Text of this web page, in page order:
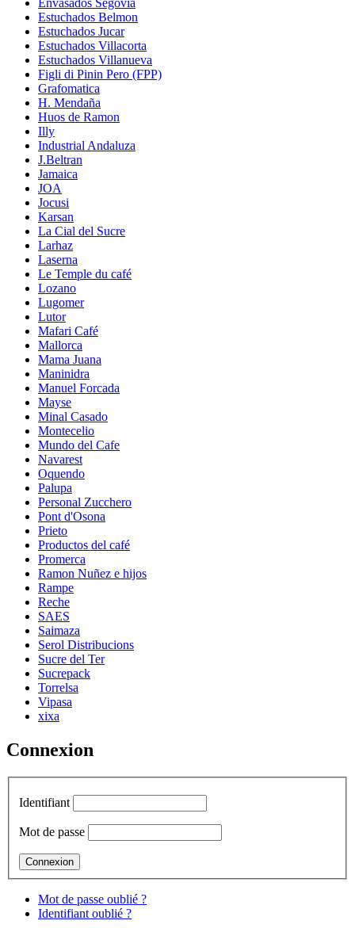
Envasados Segovia
Estuchados Belmon
Estuchados Jucar
Estuchados Villacorta
Estuchados Villanueva
Figli di Pinin Pero (FPP)
Grafomatica
H. Mendaña
Huos de Ramon
Illy
Industrial Andaluza
J.Beltran
Jamaica
JOA
Jocusi
Karsan
La Cial del Sucre
Larhaz
Laserna
Le Temple du café
Lozano
Lugomer
Lutor
Mafari Café
Mallorca
Mama Juana
Maninidra
Manuel Forcada
Mayse
Minal Casado
Montecelio
Mundo del Cafe
Navarest
Oquendo
Palupa
Personal Zucchero
Pont d'Osona
Prieto
Productos del café
Promerca
Ramon Nuñez e hijos
Rampe
Reche
SAES
Saimaza
Serol Distribucions
Sucre del Ter
Sucrepack
Torrelsa
Vipasa
xixa
Connexion
Identifiant
Mot de passe
Mot de passe oublié ?
Identifiant oublié ?